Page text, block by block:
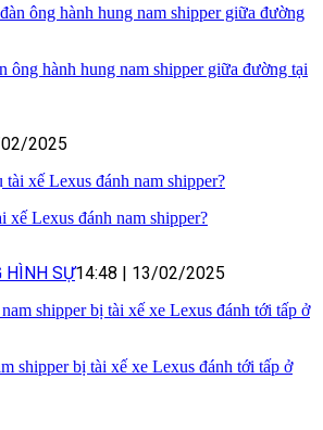
ông hành hung nam shipper giữa đường tại
2025
xế Lexus đánh nam shipper?
HÌNH SỰ14:48 | 13/02/2025
shipper bị tài xế xe Lexus đánh tới tấp ở